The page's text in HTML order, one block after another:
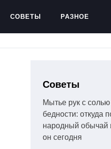
СОВЕТЫ РАЗНОЕ
Советы
Мытье рук с
бедности: откуда
народный обычай
он сегодня